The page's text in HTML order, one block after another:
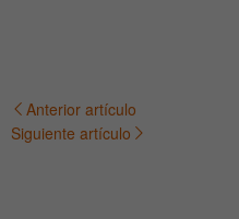
Navegación
Anterior artículo
Siguiente artículo